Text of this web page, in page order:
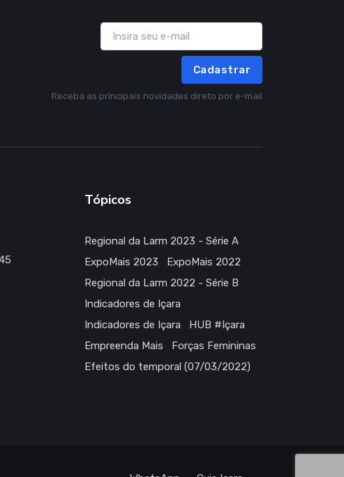
Cadastrar
Regional da Larm 2023 - Série A
ExpoMais 2023
ExpoMais 2022
Regional da Larm 2022 - Série B
Indicadores de Içara
Indicadores de Içara
HUB #Içara
Empreenda Mais
Forças Femininas